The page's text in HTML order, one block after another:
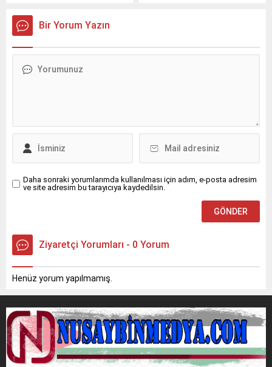
Mahallesi mevkisindeki
uluslararası İpekyolu’nda
plakalı kek yüklü TIR,
çarparak devrildi. Kazada...
üzerine olay...
Bir Yorum Yazın
Daha sonraki yorumlarımda kullanılması için adım, e-posta adresim
ve site adresim bu tarayıcıya kaydedilsin.
Ziyaretçi Yorumları - 0 Yorum
Henüz yorum yapılmamış.